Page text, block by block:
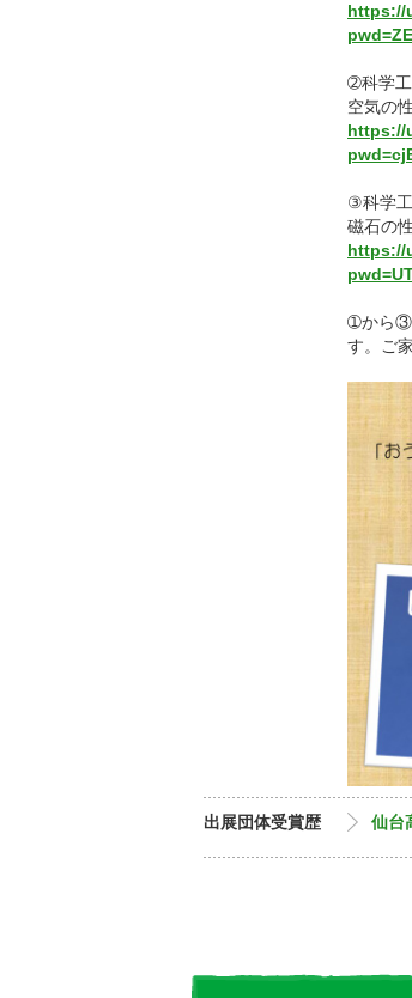
https://
➁科学
空気の
https://
③科学
磁石の
https://
➀から③
す。ご
出展団体受賞歴 仙台